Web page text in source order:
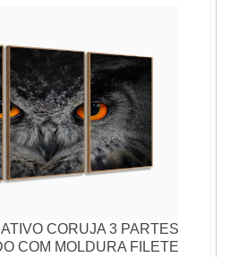
CORUJA 3 PARTES
COM MOLDURA FILETE